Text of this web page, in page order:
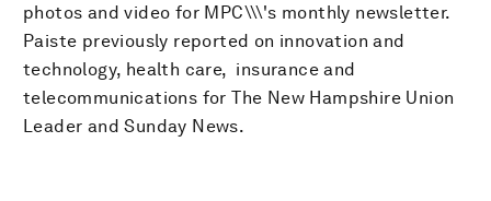
photos and video for MPC\\\'s monthly newsletter.
Paiste previously reported on innovation and
technology, health care, insurance and
telecommunications for The New Hampshire Union
Leader and Sunday News.